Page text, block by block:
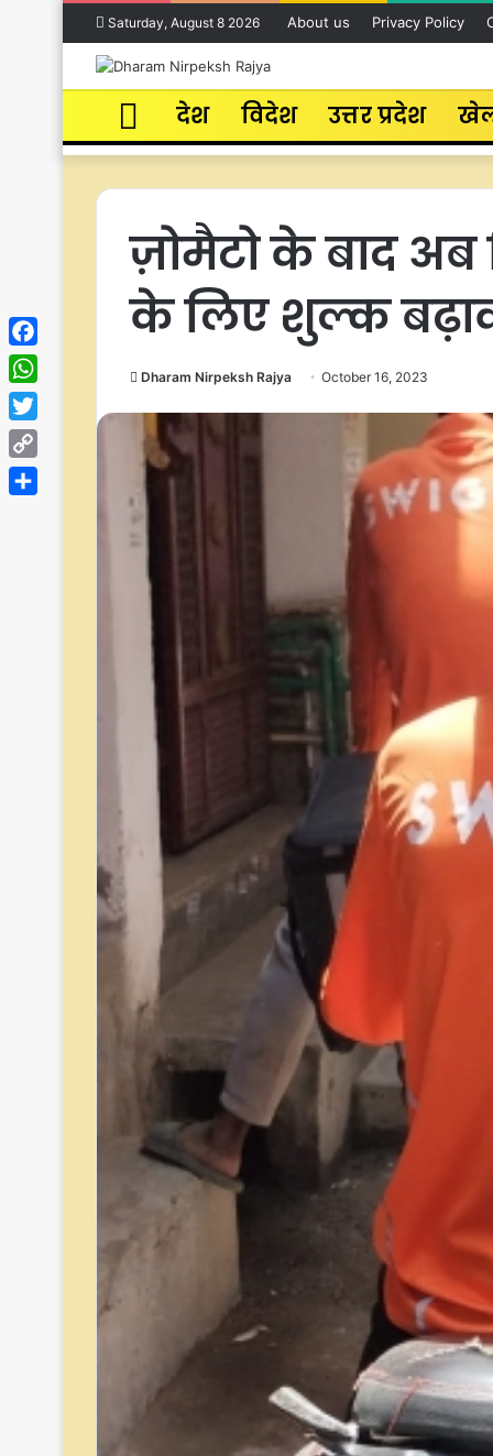
Saturday, August 8 2026 About us Privacy Policy
Home
देश विदेश उत्तर प्रदेश
ज़ोमैटो के बाद अब
के लिए शुल्क
Dharam Nirpeksh Rajya October 16, 2023
Facebook
WhatsApp
Twitter
Copy
Link